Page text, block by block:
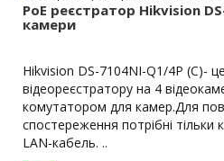
PoE реєстратор Hikvision
камери
Hikvision DS-7104NI-Q1/4P (C)-
відеореєстратору на 4
комутатором для камер.Для
спостереження потрібні
LAN-кабель. ..